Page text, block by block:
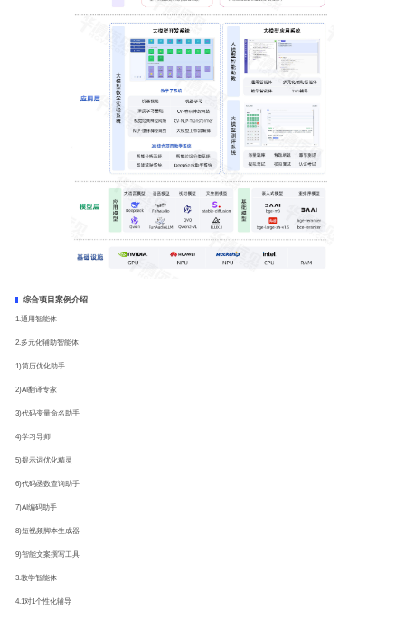
综合项目案例介绍
1.通用智能体
2.多元化辅助智能体
1)简历优化助手
2)AI翻译专家
3)代码变量命名助手
4)学习导师
5)提示词优化精灵
6)代码函数查询助手
7)AI编码助手
8)短视频脚本生成器
9)智能文案撰写工具
3.教学智能体
4.1对1个性化辅导